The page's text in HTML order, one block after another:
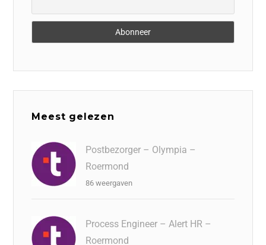
Meest gelezen
Postbezorger – Olympia –
Roermond
86 weergaven
Process Engineer – Alert HR –
Roermond